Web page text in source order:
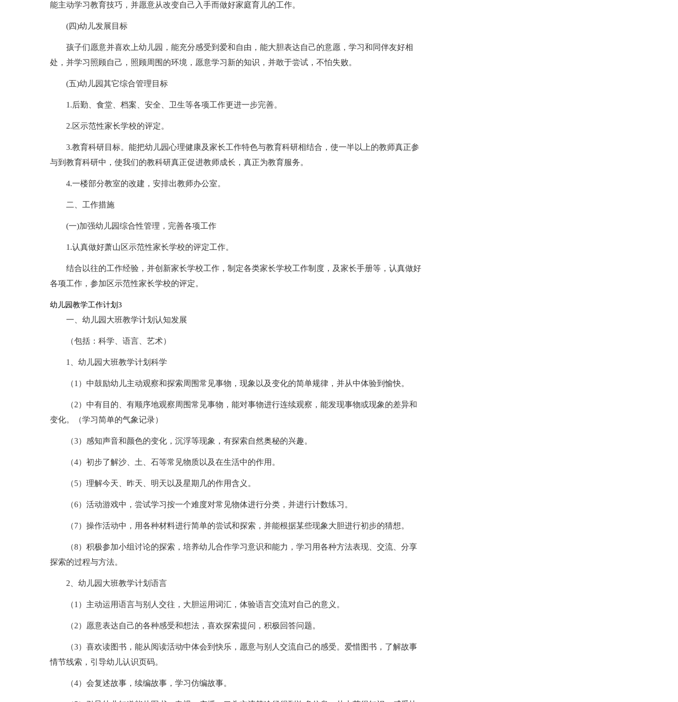
能主动学习教育技巧，并愿意从改变自己入手而做好家庭育儿的工作。
(四)幼儿发展目标
孩子们愿意并喜欢上幼儿园，能充分感受到爱和自由，能大胆表达自己的意愿，学习和同伴友好相
处，并学习照顾自己，照顾周围的环境，愿意学习新的知识，并敢于尝试，不怕失败。
(五)幼儿园其它综合管理目标
1.后勤、食堂、档案、安全、卫生等各项工作更进一步完善。
2.区示范性家长学校的评定。
3.教育科研目标。能把幼儿园心理健康及家长工作特色与教育科研相结合，使一半以上的教师真正参
与到教育科研中，使我们的教科研真正促进教师成长，真正为教育服务。
4.一楼部分教室的改建，安排出教师办公室。
二、工作措施
(一)加强幼儿园综合性管理，完善各项工作
1.认真做好萧山区示范性家长学校的评定工作。
结合以往的工作经验，并创新家长学校工作，制定各类家长学校工作制度，及家长手册等，认真做好
各项工作，参加区示范性家长学校的评定。
幼儿园教学工作计划3
一、幼儿园大班教学计划认知发展
（包括：科学、语言、艺术）
1、幼儿园大班教学计划科学
（1）中鼓励幼儿主动观察和探索周围常见事物，现象以及变化的简单规律，并从中体验到愉快。
（2）中有目的、有顺序地观察周围常见事物，能对事物进行连续观察，能发现事物或现象的差异和
变化。（学习简单的气象记录）
（3）感知声音和颜色的变化，沉浮等现象，有探索自然奥秘的兴趣。
（4）初步了解沙、土、石等常见物质以及在生活中的作用。
（5）理解今天、昨天、明天以及星期几的作用含义。
（6）活动游戏中，尝试学习按一个难度对常见物体进行分类，并进行计数练习。
（7）操作活动中，用各种材料进行简单的尝试和探索，并能根据某些现象大胆进行初步的猜想。
（8）积极参加小组讨论的探索，培养幼儿合作学习意识和能力，学习用各种方法表现、交流、分享
探索的过程与方法。
2、幼儿园大班教学计划语言
（1）主动运用语言与别人交往，大胆运用词汇，体验语言交流对自己的意义。
（2）愿意表达自己的各种感受和想法，喜欢探索提问，积极回答问题。
（3）喜欢读图书，能从阅读活动中体会到快乐，愿意与别人交流自己的感受。爱惜图书，了解故事
情节线索，引导幼儿认识页码。
（4）会复述故事，续编故事，学习仿编故事。